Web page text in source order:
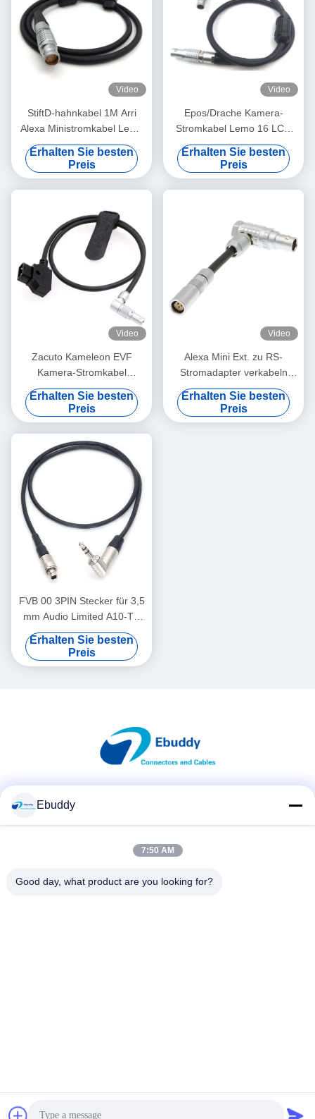
Video
StiftD-hahnkabel 1M Arri
Alexa Ministromkabel Lemo
gerades FGJ 2B 8
Erhalten Sie besten
Preis
Video
Epos/Drache Kamera-
Stromkabel Lemo 16 LCD
EVF Pin zu Pin 16 gerade
zur rechten Kontakt-Art
Erhalten Sie besten
Preis
Video
Zacuto Kameleon EVF
Kamera-Stromkabel
Drehbare Lemo
Rechtswinkel 4 Stift Männlich
bis umgekehrt D-Tap
Erhalten Sie besten
Preis
Video
Alexa Mini Ext. zu RS-
Stromadapter verkabeln
Lemo 3 Pin Female To 7 Pin
Male
Erhalten Sie besten
Preis
FVB 00 3PIN Stecker für 3,5
mm Audio Limited A10-TX
Zeitcode Kabel
Erhalten Sie besten
Preis
Urheberrecht © 2017-2026 Ebuddy Technology Co.,Limited Alle
Ebuddy
7:50 AM
Good day, what product are you looking for?